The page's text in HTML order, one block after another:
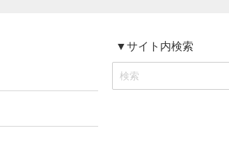
▼サイト内検索